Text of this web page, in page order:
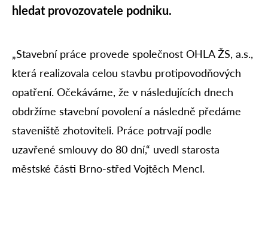
hledat provozovatele podniku.
„Stavební práce provede společnost OHLA ŽS, a.s.,
která realizovala celou stavbu protipovodňových
opatření. Očekáváme, že v následujících dnech
obdržíme stavební povolení a následně předáme
staveniště zhotoviteli. Práce potrvají podle
uzavřené smlouvy do 80 dní,“ uvedl starosta
městské části Brno-střed Vojtěch Mencl.